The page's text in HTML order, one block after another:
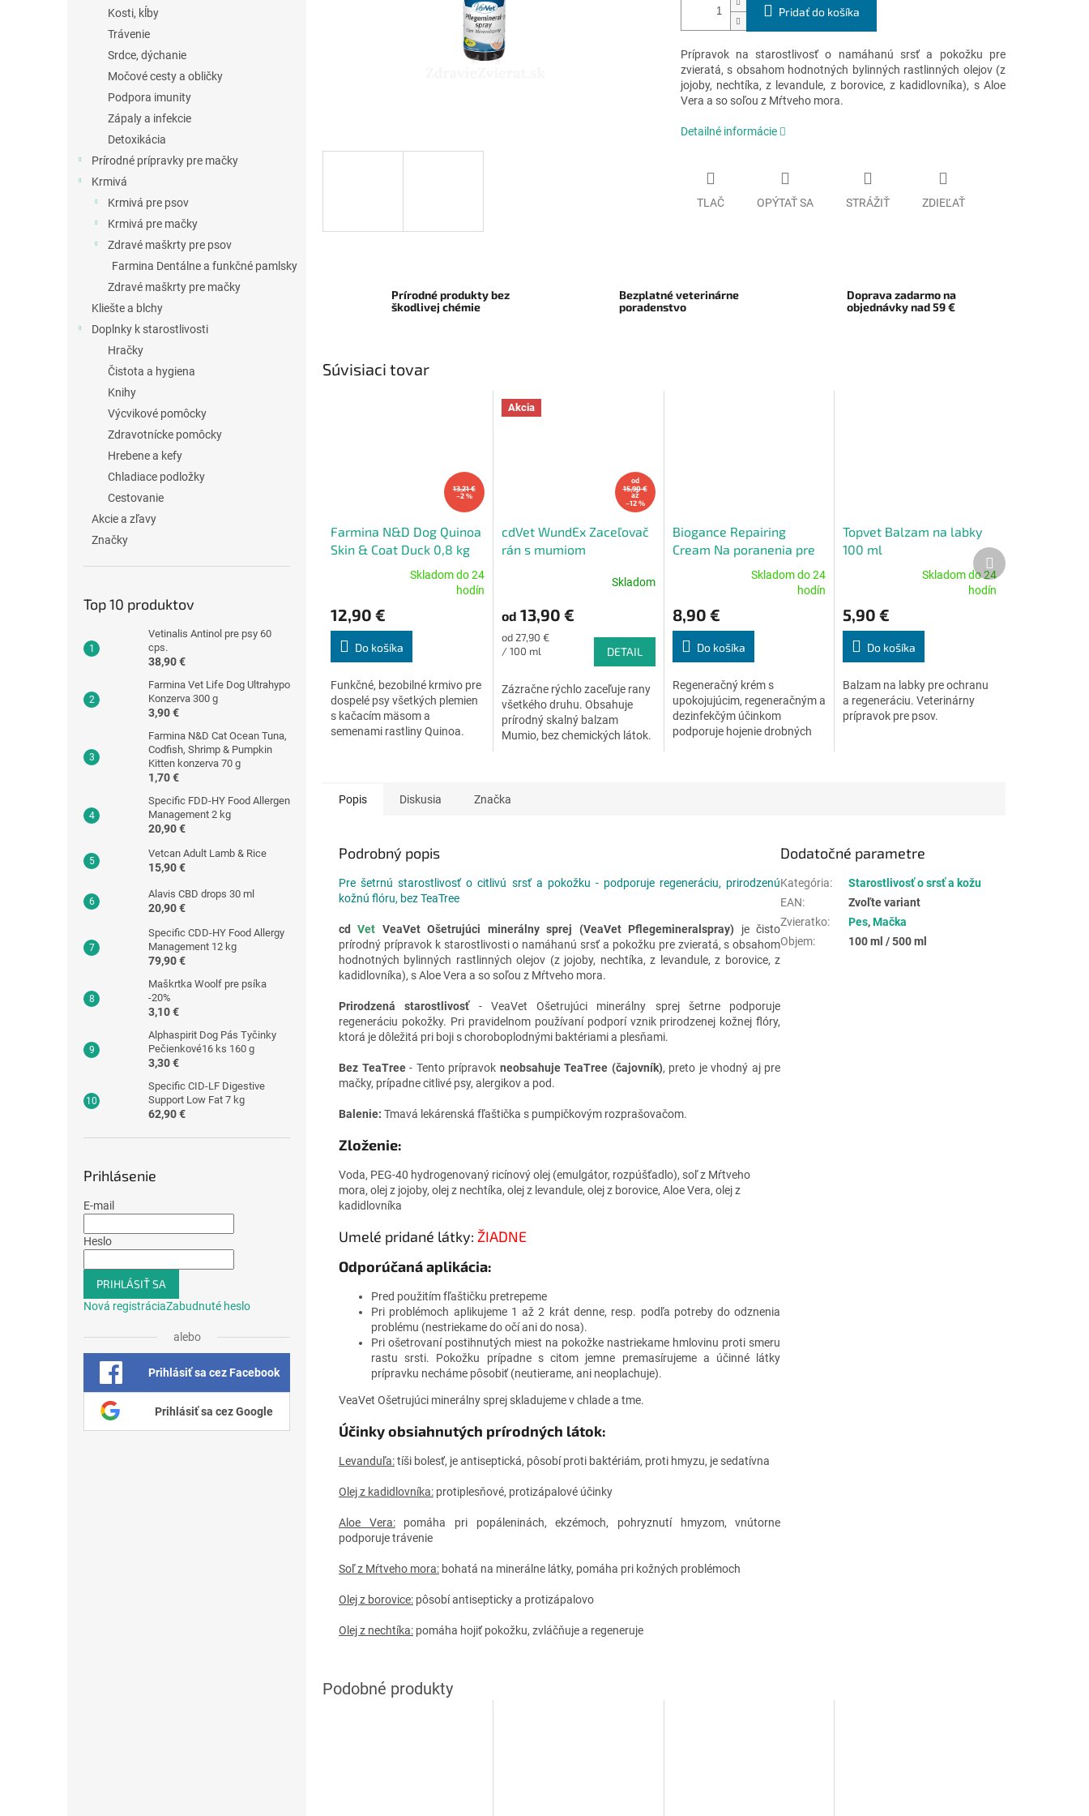
Kosti, kĺby
Trávenie
Srdce, dýchanie
Močové cesty a obličky
Podpora imunity
Zápaly a infekcie
Detoxikácia
Prírodné prípravky pre mačky
Krmivá
Krmivá pre psov
Krmivá pre mačky
Zdravé maškrty pre psov
Farmina Dentálne a funkčné pamlsky
Zdravé maškrty pre mačky
Kliešte a blchy
Doplnky k starostlivosti
Hračky
Čistota a hygiena
Knihy
Výcvikové pomôcky
Zdravotnícke pomôcky
Hrebene a kefy
Chladiace podložky
Cestovanie
Akcie a zľavy
Značky
Top 10 produktov
Vetinalis Antinol pre psy 60
cps.
38,90 €
Farmina Vet Life Dog Ultrahypo
Konzerva 300 g
3,90 €
Farmina N&D Cat Ocean Tuna,
Codfish, Shrimp & Pumpkin
Kitten konzerva 70 g
1,70 €
Specific FDD-HY Food Allergen
Management 2 kg
20,90 €
Vetcan Adult Lamb & Rice
15,90 €
Alavis CBD drops 30 ml
20,90 €
Specific CDD-HY Food Allergy
Management 12 kg
79,90 €
Maškrtka Woolf pre psíka
-20%
3,10 €
Alphaspirit Dog Pás Tyčinky
Pečienkové16 ks 160 g
3,30 €
Specific CID-LF Digestive
Support Low Fat 7 kg
62,90 €
Prihlásenie
E-mail
Heslo
PRIHLÁSIŤ SA
Nová registráciaZabudnuté heslo
alebo
Prihlásiť sa cez Facebook
Prihlásiť sa cez Google
Pridať do košíka
Prípravok na starostlivosť o namáhanú srsť a pokožku pre
zvieratá, s obsahom hodnotných bylinných rastlinných olejov (z
jojoby, nechtíka, z levandule, z borovice, z kadidlovníka), s Aloe
Vera a so soľou z Mŕtveho mora.
Detailné informácie
TLAČ OPÝTAŤ SA STRÁŽIŤ ZDIEĽAŤ
Prírodné produkty bez
škodlivej chémie
Bezplatné veterinárne
poradenstvo
Doprava zadarmo na
objednávky nad 59 €
Súvisiaci tovar
13,21 €
–2 %
Farmina N&D Dog Quinoa
Skin & Coat Duck 0,8 kg
produktu
je
4,9
z
hviezdičiek.
Skladom do 24
hodín
12,90 €
Do košíka
Funkčné, bezobilné krmivo pre
dospelé psy všetkých plemien
s kačacím mäsom a
semenami rastliny Quinoa.
Akcia
od
15,90 €
až
–12 %
cdVet WundEx Zaceľovač
rán s mumiom
produktu
4,6
hviezdičiek.
Skladom
od 13,90 €
Jednotková
cena:
od 27,90 €
/ 100 ml
DETAIL
Zázračne rýchlo zaceľuje rany
všetkého druhu. Obsahuje
prírodný skalný balzam
Mumio, bez chemických látok.
Biogance Repairing
Cream Na poranenia pre
produktu
je
4,8
z
hviezdičiek.
Skladom do 24
hodín
8,90 €
Do košíka
Regeneračný krém s
upokojujúcim, regeneračným a
dezinfekčým účinkom
podporuje hojenie drobných
Topvet Balzam na labky
100 ml
produktu
je
4,7
z
hviezdičiek.
Skladom do 24
hodín
5,90 €
Do košíka
Balzam na labky pre ochranu
a regeneráciu. Veterinárny
prípravok pre psov.
Ďalší
produkt
Popis Diskusia Značka
Podrobný popis
Pre šetrnú starostlivosť o citlivú srsť a pokožku - podporuje regeneráciu, prirodzenú
kožnú flóru, bez TeaTree
cdVet VeaVet Ošetrujúci minerálny sprej (VeaVet Pflegemineralspray) je čisto
prírodný prípravok k starostlivosti o namáhanú srsť a pokožku pre zvieratá, s obsahom
hodnotných bylinných rastlinných olejov (z jojoby, nechtíka, z levandule, z borovice, z
kadidlovníka), s Aloe Vera a so soľou z Mŕtveho mora.
Prirodzená starostlivosť- VeaVet Ošetrujúci minerálny sprej šetrne podporuje
regeneráciu pokožky. Pri pravidelnom používaní podporí vznik prirodzenej kožnej flóry,
ktorá je dôležitá pri boji s choroboplodnými baktériami a plesňami.
Bez TeaTree- Tento prípravok neobsahuje TeaTree (čajovník), preto je vhodný aj pre
mačky, prípadne citlivé psy, alergikov a pod.
Balenie: Tmavá lekárenská fľaštička s pumpičkovým rozprašovačom.
Zloženie:
Voda, PEG-40 hydrogenovaný ricínový olej (emulgátor, rozpúšťadlo), soľ z Mŕtveho
mora, olej z jojoby, olej z nechtíka, olej z levandule, olej z borovice, Aloe Vera, olej z
kadidlovníka
Umelé pridané látky: ŽIADNE
Odporúčaná aplikácia:
Pred použitím fľaštičku pretrepeme
Pri problémoch aplikujeme 1 až 2 krát denne, resp. podľa potreby do odznenia
problému (nestriekame do očí ani do nosa).
Pri ošetrovaní postihnutých miest na pokožke nastriekame hmlovinu proti smeru
rastu srsti. Pokožku prípadne s citom jemne premasírujeme a účinné látky
prípravku necháme pôsobiť (neutierame, ani neoplachuje).
VeaVet Ošetrujúci minerálny sprej skladujeme v chlade a tme.
Účinky obsiahnutých prírodných látok:
Levanduľa:tíši bolesť, je antiseptická, pôsobí proti baktériám, proti hmyzu, je sedatívna
Olej z kadidlovníka: protiplesňové, protizápalové účinky
Aloe Vera:pomáha pri popáleninách, ekzémoch, pohryznutí hmyzom, vnútorne
podporuje trávenie
Soľ z Mŕtveho mora: bohatá na minerálne látky, pomáha pri kožných problémoch
Olej z borovice: pôsobí antisepticky a protizápalovo
Olej z nechtíka: pomáha hojiť pokožku, zvláčňuje a regeneruje
Dodatočné parametre
Kategória:
Starostlivosť o srsť a kožu
EAN:
Zvoľte variant
Zvieratko: Pes,Mačka
Objem: 100 ml / 500 ml